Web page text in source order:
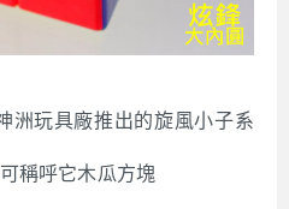
玩具廠推出的旋風小子系
稱呼它木瓜方塊